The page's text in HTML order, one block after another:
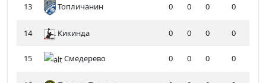
13 Топличанин 0 0 0 0
14 Кикинда 0 0 0 0
15 Смедерево 0 0 0 0